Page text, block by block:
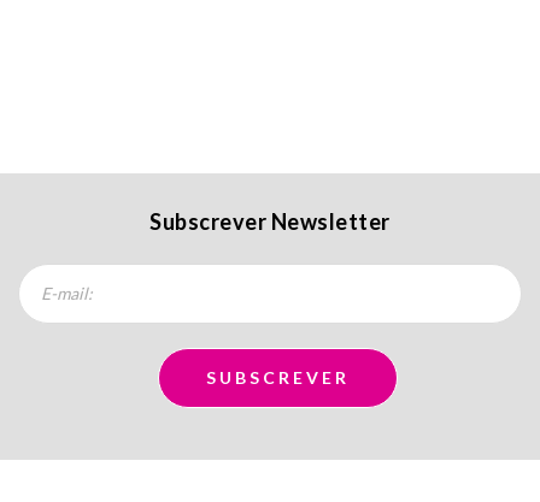
Subscrever Newsletter